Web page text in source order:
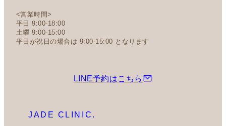
<営業時間>
平日 9:00-18:00
土曜 9:00-15:00
平日が祝日の場合は 9:00-15:00 となります
LINE予約はこちら
JADE CLINIC.